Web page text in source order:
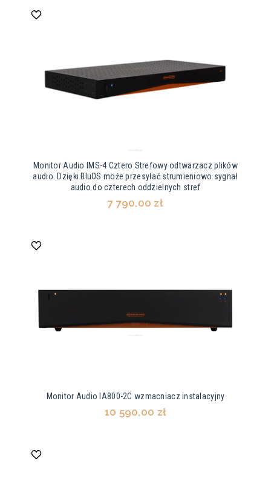
Monitor Audio IMS-4 Cztero Strefowy odtwarzacz plików
audio. Dzięki BluOS może przesyłać strumieniowo sygnał
audio do czterech oddzielnych stref
7 790,00 zł
Monitor Audio IA800-2C wzmacniacz instalacyjny
10 590,00 zł